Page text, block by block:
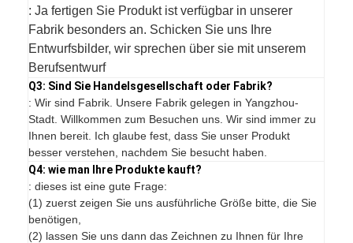
: Ja fertigen Sie Produkt ist verfügbar in unserer
Fabrik besonders an. Schicken Sie uns Ihre
Entwurfsbilder, wir sprechen über sie mit unserem
Berufsentwurf
Q3: Sind Sie Handelsgesellschaft oder Fabrik?
: Wir sind Fabrik. Unsere Fabrik gelegen in Yangzhou-
Stadt. Willkommen zum Besuchen uns. Wir sind immer zu
Ihnen bereit. Ich glaube fest, dass Sie unser Produkt
besser verstehen, nachdem Sie besucht haben.
Q4: wie man Ihre Produkte kauft?
: dieses ist eine gute Frage:
(1) zuerst zeigen Sie uns ausführliche Größe bitte, die Sie
benötigen,
(2) lassen Sie uns dann das Zeichnen zu Ihnen für Ihre